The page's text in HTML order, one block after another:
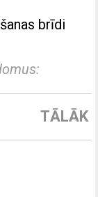
brīdi
TĀLĀK